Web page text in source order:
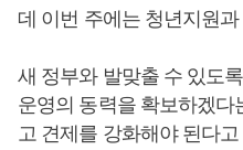
데 이번 주에는 청년지원
새 정부와 발맞출 수 있도
운영의 동력을 확보하겠
고 견제를 강화해야 된다